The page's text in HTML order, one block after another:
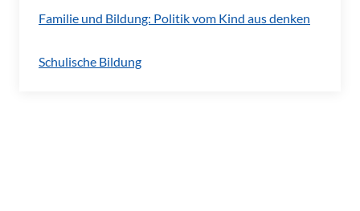
Familie und Bildung: Politik vom Kind aus denken
Schulische Bildung